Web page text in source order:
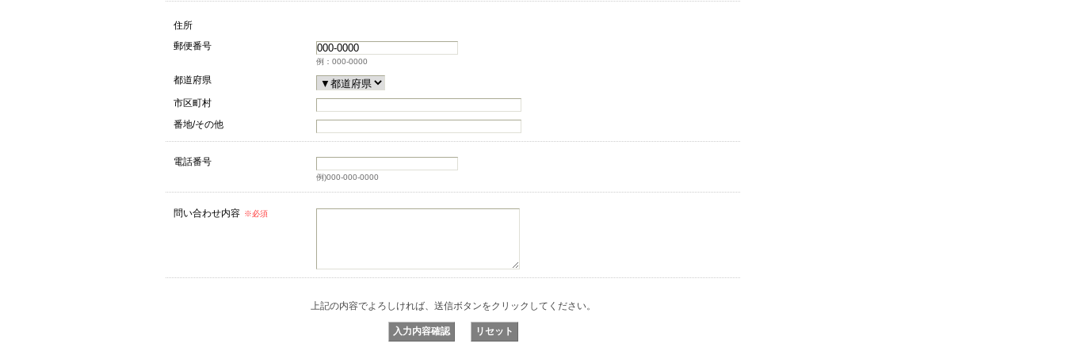
住所
郵便番号
例：000-0000
都道府県
市区町村
番地/その他
電話番号
例)000-000-0000
問い合わせ内容 ※必須
上記の内容でよろしければ、送信ボタンをクリックしてください。